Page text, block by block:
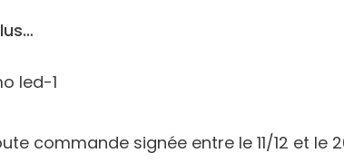
commande signée entre le 11/12 et le